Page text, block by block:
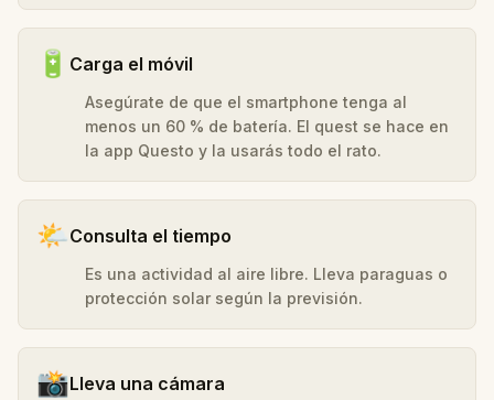
🔋 Carga el móvil
Asegúrate de que el smartphone tenga al
menos un 60 % de batería. El quest se hace en
la app Questo y la usarás todo el rato.
🌤️Consulta el tiempo
Es una actividad al aire libre. Lleva paraguas o
protección solar según la previsión.
📸Lleva una cámara